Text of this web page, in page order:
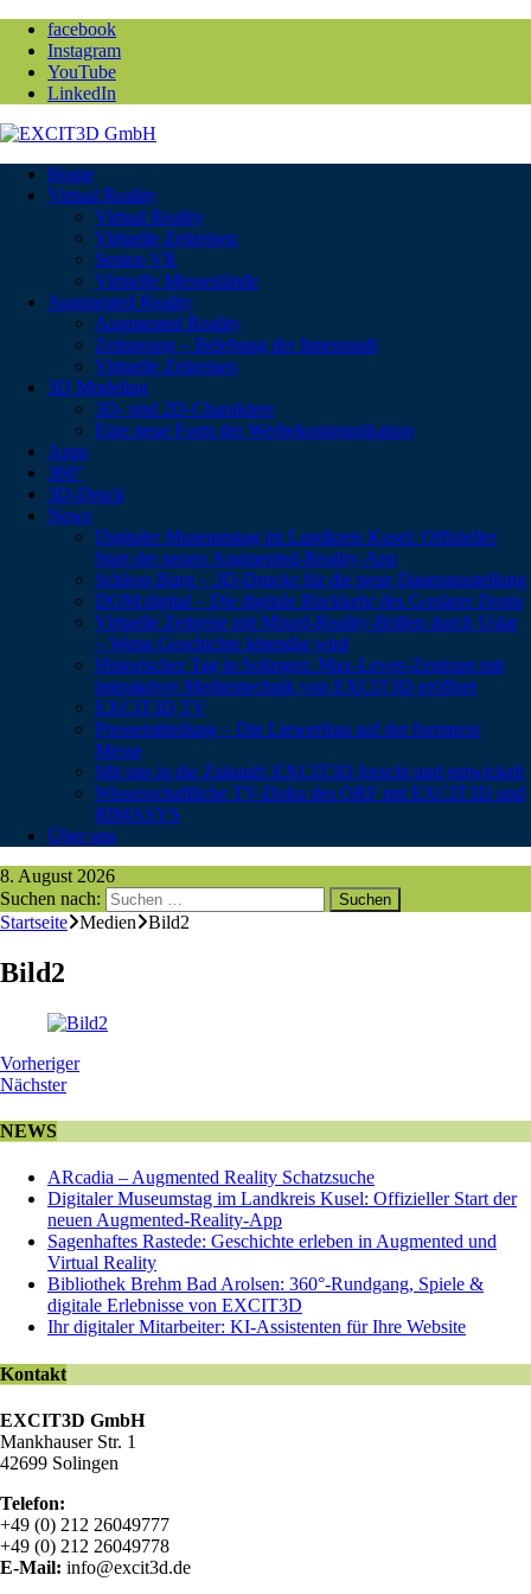
facebook
Instagram
YouTube
LinkedIn
Home
Virtual Reality
Virtual Reality
Virtuelle Zeitreisen
Senior-VR
Virtuelle Messestände
Augmented Reality
Augmented Reality
Zeitsprung – Belebung der Innenstadt
Virtuelle Zeitreisen
3D Modeling
3D- und 2D-Charaktere
Eine neue Form der Werbekommunikation
Apps
360°
3D-Druck
News
Digitaler Museumstag im Landkreis Kusel: Offizieller
Start der neuen Augmented-Reality-App
Schloss Burg – 3D-Drucke für die neue Dauerausstellung
DOM:digital – Die digitale Rückkehr des Goslarer Doms
Virtuelle Zeitreise mit Mixed-Reality-Brillen durch Uslar
– Wenn Geschichte lebendig wird
Historischer Tag in Solingen: Max-Leven-Zentrum mit
interaktiver Medientechnik von EXCIT3D eröffnet
EXCIT3D TV
Pressemitteilung – Die Liewerfrau auf der formnext
Messe
Mit uns in die Zukunft: EXCIT3D forscht und entwickelt
Wissenschaftliche TV-Doku des ORF mit EXCIT3D und
RIMASYS
Über uns
8. August 2026
Suchen nach:
Startseite Medien Bild2
Bild2
Vorheriger
Nächster
NEWS
ARcadia – Augmented Reality Schatzsuche
Digitaler Museumstag im Landkreis Kusel: Offizieller Start der
neuen Augmented-Reality-App
Sagenhaftes Rastede: Geschichte erleben in Augmented und
Virtual Reality
Bibliothek Brehm Bad Arolsen: 360°-Rundgang, Spiele &
digitale Erlebnisse von EXCIT3D
Ihr digitaler Mitarbeiter: KI-Assistenten für Ihre Website
Kontakt
EXCIT3D GmbH
Mankhauser Str. 1
42699 Solingen
Telefon:
+49 (0) 212 26049777
+49 (0) 212 26049778
E-Mail: info@excit3d.de